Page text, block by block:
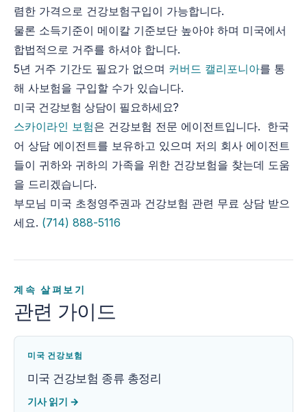
렴한 가격으로 건강보험구입이 가능합니다.
물론 소득기준이 메이칼 기준보단 높아야 하며 미국에서
합법적으로 거주를 하셔야 합니다.
5년 거주 기간도 필요가 없으며 커버드 캘리포니아를 통
해 사보험을 구입할 수가 있습니다.
미국 건강보험 상담이 필요하세요?
스카이라인 보험은 건강보험 전문 에이전트입니다. 한국
어 상담 에이전트를 보유하고 있으며 저의 회사 에이전트
들이 귀하와 귀하의 가족을 위한 건강보험을 찾는데 도움
을 드리겠습니다.
부모님 미국 초청영주권과 건강보험 관련 무료 상담 받으
세요. (714) 888-5116
계속 살펴보기
관련 가이드
미국 건강보험
미국 건강보험 종류 총정리
기사 읽기 →